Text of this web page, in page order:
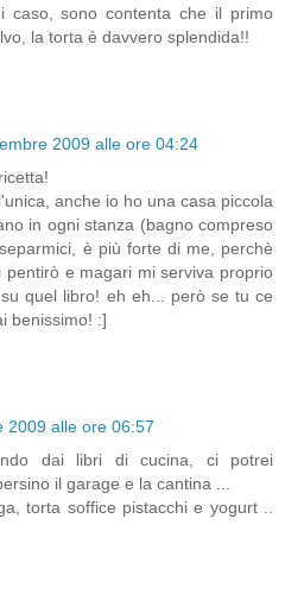
caso, sono contenta che il primo
la torta è davvero splendida!!
2009 alle ore 04:24
anche io ho una casa piccola
in ogni stanza (bagno compreso
è più forte di me, perchè
pentirò e magari mi serviva proprio
quel libro! eh eh... però se tu ce
benissimo! :]
2009 alle ore 06:57
dai libri di cucina, ci potrei
il garage e la cantina ...
torta soffice pistacchi e yogurt ..